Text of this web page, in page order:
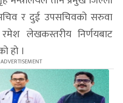
र दुई उपसचिवको सरुवा
लेखकस्तरीय निर्णयबाट
हो ।